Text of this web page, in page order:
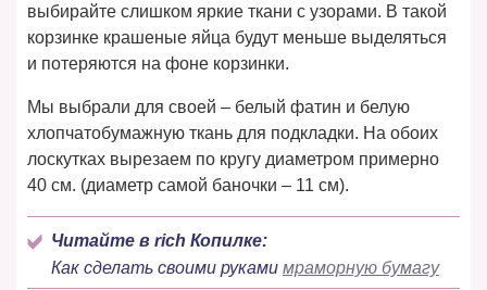
выбирайте слишком яркие ткани с узорами. В такой
корзинке крашеные яйца будут меньше выделяться
и потеряются на фоне корзинки.
Мы выбрали для своей – белый фатин и белую
хлопчатобумажную ткань для подкладки. На обоих
лоскутках вырезаем по кругу диаметром примерно
40 см. (диаметр самой баночки – 11 см).
Читайте в rich Копилке:
Как сделать своими руками мраморную бумагу